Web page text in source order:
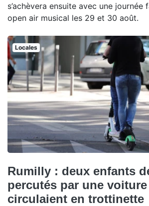
s’achèvera ensuite avec une journée
open air musical les 29 et 30 août.
Locales
Rumilly : deux enfants
percutés par une
circulaient en trottinette